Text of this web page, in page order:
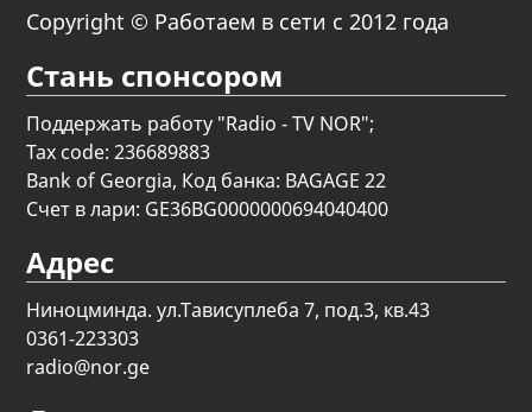
Copyright © Работаем в сети с 2012 года
Стань спонсором
Поддержать работу "Radio - TV NOR";
Tax code: 236689883
Bank of Georgia, Код банка: BAGAGE 22
Счет в лари: GE36BG0000000694040400
Адрес
Ниноцминда. ул.Тависуплеба 7, под.3, кв.43
0361-223303
radio@nor.ge